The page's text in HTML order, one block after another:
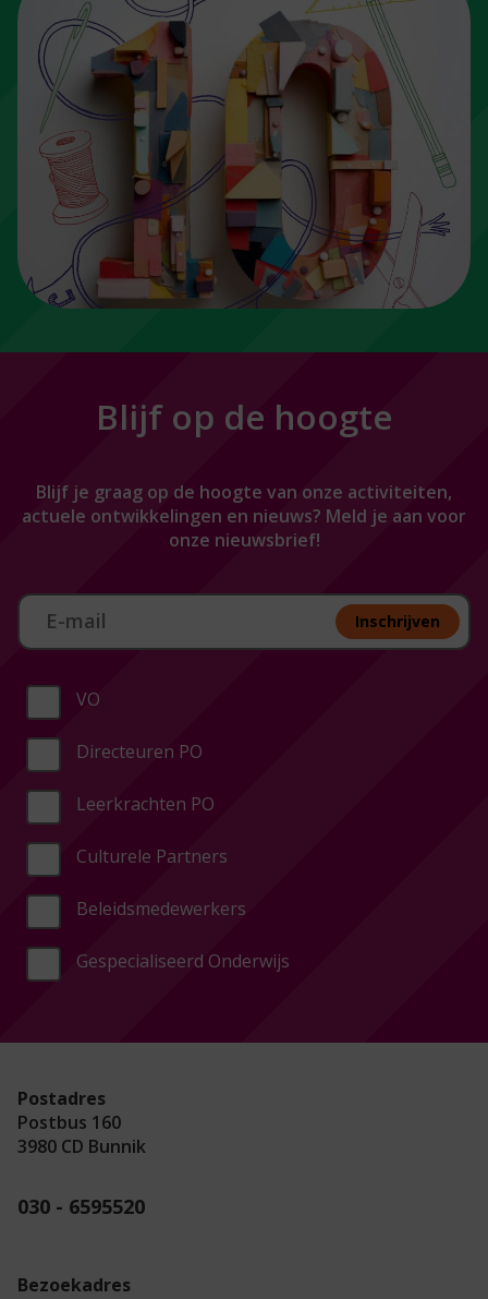
Blijf op de hoogte
Blijf je graag op de hoogte van onze activiteiten,
actuele ontwikkelingen en nieuws? Meld je aan voor
onze nieuwsbrief!
Aan melden nieuwsbrief Inschrijven
VO
Directeuren PO
Leerkrachten PO
Culturele Partners
Beleidsmedewerkers
Gespecialiseerd Onderwijs
Postadres
Postbus 160
3980 CD Bunnik
030 - 6595520
Bezoekadres